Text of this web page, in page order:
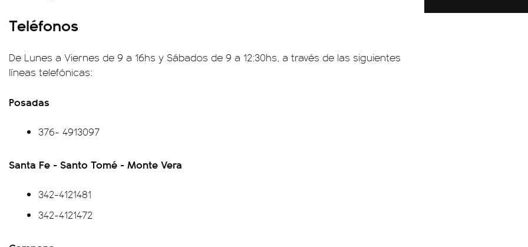
Teléfonos
De Lunes a Viernes de 9 a 16hs y Sábados de 9 a 12:30hs, a través de las siguientes
líneas telefónicas:
Posadas
376- 4913097
Santa Fe - Santo Tomé - Monte Vera
342-4121481
342-4121472